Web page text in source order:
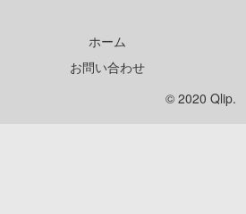
ホーム
お問い合わせ
© 2020 Qlip.